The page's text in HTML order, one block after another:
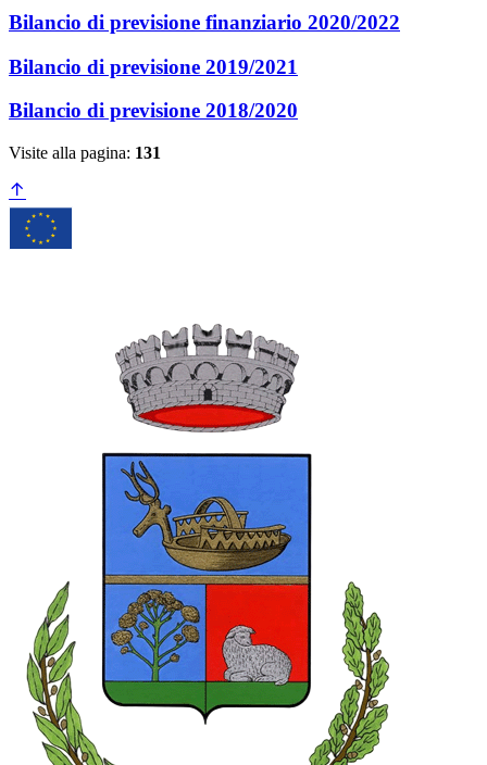
Bilancio di previsione finanziario 2020/2022
Bilancio di previsione 2019/2021
Bilancio di previsione 2018/2020
Visite alla pagina: 131